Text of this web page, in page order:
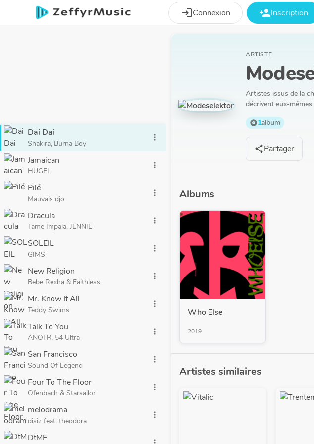
Aller au contenu principal
loginConnexion person_addInscription
Dai Dai
Shakira, Burna Boy
more_vert
Jamaican
HUGEL
more_vert
Pilé
Mauvais djo
more_vert
Dracula
Tame Impala, JENNIE
more_vert
SOLEIL
GIMS
more_vert
New Religion
Bebe Rexha & Faithless
more_vert
Mr. Know It All
Teddy Swims
more_vert
Talk To You
ANOTR, 54 Ultra
more_vert
San Francisco
Sound Of Legend
more_vert
Four To The Floor
Ofenbach & Starsailor
more_vert
melodrama
disiz feat. theodora
more_vert
DtMF
ARTISTE
Artistes issus de la
décrivent eux-
album1album
sharePartager
Albums
Who Else
2019
Artistes similaires